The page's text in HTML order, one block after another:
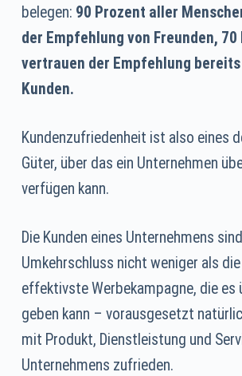
belegen: 90 Prozent aller
der Empfehlung von Freunden, 70
vertrauen der Empfehlung
Kunden.
Kundenzufriedenheit ist also eines
Güter, über das ein Unternehmen
verfügen kann.
Die Kunden eines Unternehmens
Umkehrschluss nicht weniger als
effektivste Werbekampagne, die es
geben kann – vorausgesetzt
mit Produkt, Dienstleistung und
Unternehmens zufrieden.